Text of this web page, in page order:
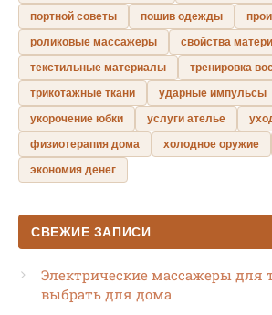
портной советы
пошив одежды
роликовые массажеры
свойства
текстильные материалы
тренировка
трикотажные ткани
ударные импульсы
укорочение юбки
услуги ателье
физиотерапия дома
холодное оружие
экономия денег
СВЕЖИЕ ЗАПИСИ
Электрические массажеры для
выбрать для дома